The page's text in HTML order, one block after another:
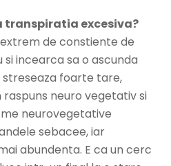
transpiratia excesiva?
de constiente de
incearca sa o ascunda
streseaza foarte tare,
neuro vegetativ si
neurovegetative
sebacee, iar
abundenta. E ca un cerc